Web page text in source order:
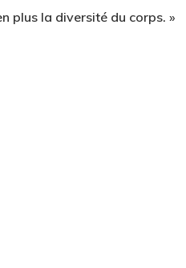
plus la diversité du corps. »